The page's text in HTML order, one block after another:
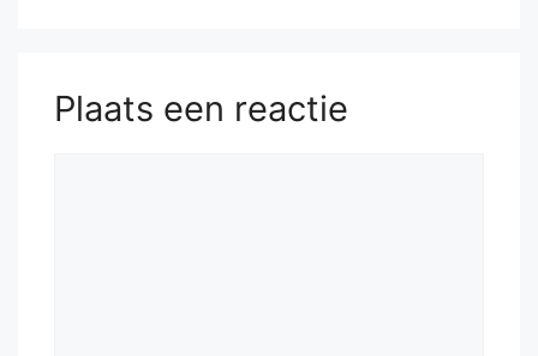
Plaats een reactie